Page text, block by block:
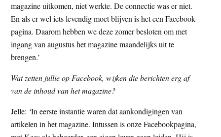
magazine uitkomen, niet werkte. De connectie was er niet.
En als er wel iets levendig moet blijven is het een Facebook-
pagina. Daarom hebben we deze zomer besloten om met
ingang van augustus het magazine maandelijks uit te
brengen.’
Wat zetten jullie op Facebook, wijken die berichten erg af
van de inhoud van het magazine?
Jelle: ‘In eerste instantie waren dat aankondigingen van
artikelen in het magazine. Intussen is onze Facebookpagina,